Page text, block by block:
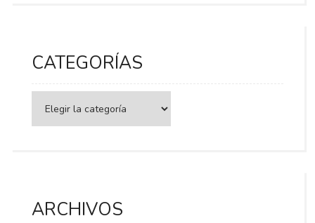
CATEGORÍAS
ARCHIVOS